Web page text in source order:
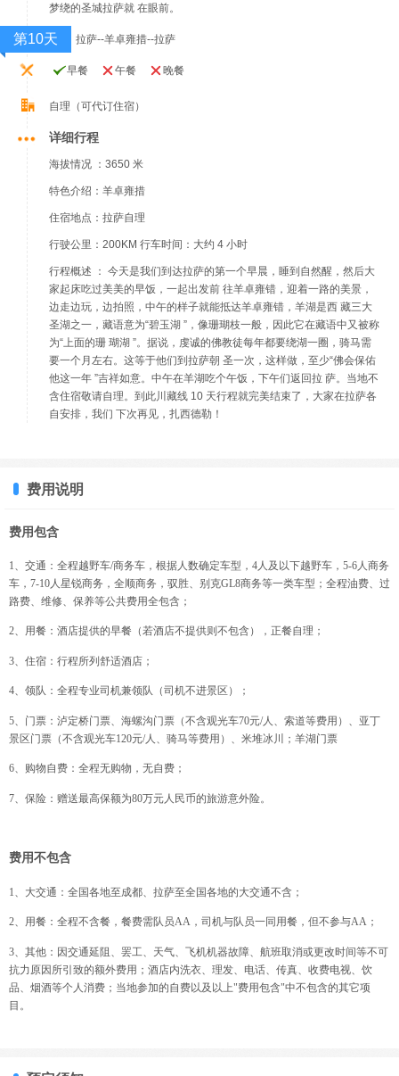
梦绕的圣城拉萨就 在眼前。
第10天 拉萨--羊卓雍措--拉萨
早餐 午餐 晚餐
自理（可代订住宿）
详细行程
海拔情况 ：3650 米
特色介绍：羊卓雍措
住宿地点：拉萨自理
行驶公里：200KM 行车时间：大约 4 小时
行程概述 ： 今天是我们到达拉萨的第一个早晨，睡到自然醒，然后大
家起床吃过美美的早饭，一起出发前 往羊卓雍错，迎着一路的美景，
边走边玩，边拍照，中午的样子就能抵达羊卓雍错，羊湖是西 藏三大
圣湖之一，藏语意为“碧玉湖 ”，像珊瑚枝一般，因此它在藏语中又被称
为“上面的珊 瑚湖 ”。据说，虔诚的佛教徒每年都要绕湖一圈，骑马需
要一个月左右。这等于他们到拉萨朝 圣一次，这样做，至少“佛会保佑
他这一年 ”吉祥如意。中午在羊湖吃个午饭，下午们返回拉 萨。当地不
含住宿敬请自理。到此川藏线 10 天行程就完美结束了，大家在拉萨各
自安排，我们 下次再见，扎西德勒！
费用说明
费用包含
1、交通：全程越野车/商务车，根据人数确定车型，4人及以下越野车，5-6人商务
车，7-10人星锐商务，全顺商务，驭胜、别克GL8商务等一类车型；全程油费、过
路费、维修、保养等公共费用全包含；
2、用餐：酒店提供的早餐（若酒店不提供则不包含），正餐自理；
3、住宿：行程所列舒适酒店；
4、领队：全程专业司机兼领队（司机不进景区）；
5、门票：泸定桥门票、海螺沟门票（不含观光车70元/人、索道等费用）、亚丁
景区门票（不含观光车120元/人、骑马等费用）、米堆冰川；羊湖门票
6、购物自费：全程无购物，无自费；
7、保险：赠送最高保额为80万元人民币的旅游意外险。
费用不包含
1、大交通：全国各地至成都、拉萨至全国各地的大交通不含；
2、用餐：全程不含餐，餐费需队员AA，司机与队员一同用餐，但不参与AA；
3、其他：因交通延阻、罢工、天气、飞机机器故障、航班取消或更改时间等不可
抗力原因所引致的额外费用；酒店内洗衣、理发、电话、传真、收费电视、饮
品、烟酒等个人消费；当地参加的自费以及以上"费用包含"中不包含的其它项
目。